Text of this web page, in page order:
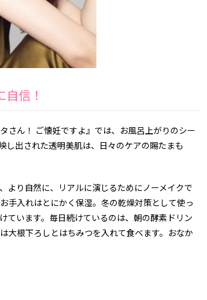
信！
さん！ ご懐妊ですよ』では、お風呂上がりのシー
し出された透明美肌は、日々のケアの賜たまも
より自然に、リアルに演じるためにノーメイクで
手入れはとにかく保湿。冬の乾燥対策として使っ
ています。毎日続けているのは、朝の酵素ドリン
大根下ろしとはちみつを入れて食べます。おなか